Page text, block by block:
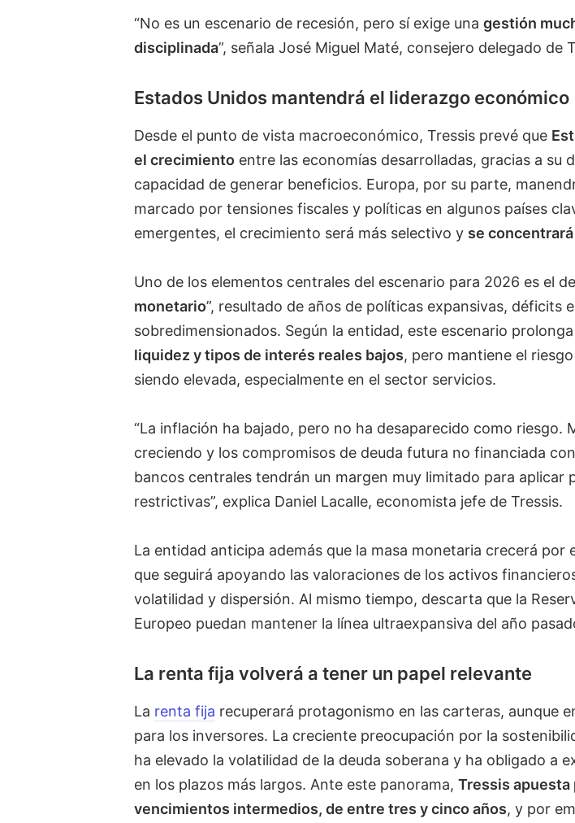
“No es un escenario de recesión, pero sí exige una gestión
disciplinada”, señala José Miguel Maté, consejero delegado de
Estados Unidos mantendrá el liderazgo económico
Desde el punto de vista macroeconómico, Tressis prevé que
el crecimiento entre las economías desarrolladas, gracias a su
capacidad de generar beneficios. Europa, por su parte,
marcado por tensiones fiscales y políticas en algunos países
emergentes, el crecimiento será más selectivo y se
Uno de los elementos centrales del escenario para 2026 es el
monetario”, resultado de años de políticas expansivas, déficits
sobredimensionados. Según la entidad, este escenario
liquidez y tipos de interés reales bajos, pero mantiene el
siendo elevada, especialmente en el sector servicios.
“La inflación ha bajado, pero no ha desaparecido como riesgo.
creciendo y los compromisos de deuda futura no financiada
bancos centrales tendrán un margen muy limitado para aplicar
restrictivas”, explica Daniel Lacalle, economista jefe de Tressis.
La entidad anticipa además que la masa monetaria crecerá por
que seguirá apoyando las valoraciones de los activos
volatilidad y dispersión. Al mismo tiempo, descarta que la
Europeo puedan mantener la línea ultraexpansiva del año
La renta fija volverá a tener un papel relevante
La renta fija recuperará protagonismo en las carteras, aunque
para los inversores. La creciente preocupación por la
ha elevado la volatilidad de la deuda soberana y ha obligado a
en los plazos más largos. Ante este panorama, Tressis apuesta
vencimientos intermedios, de entre tres y cinco años, y por